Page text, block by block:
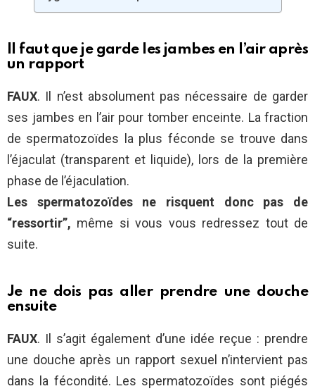
Il faut que je garde les jambes en l’air après
un rapport
FAUX. Il n’est absolument pas nécessaire de garder
ses jambes en l’air pour tomber enceinte. La fraction
de spermatozoïdes la plus féconde se trouve dans
l’éjaculat (transparent et liquide), lors de la première
phase de l’éjaculation.
Les spermatozoïdes ne risquent donc pas de
“ressortir”, même si vous vous redressez tout de
suite.
Je ne dois pas aller prendre une douche
ensuite
FAUX. Il s’agit également d’une idée reçue : prendre
une douche après un rapport sexuel n’intervient pas
dans la fécondité. Les spermatozoïdes sont piégés